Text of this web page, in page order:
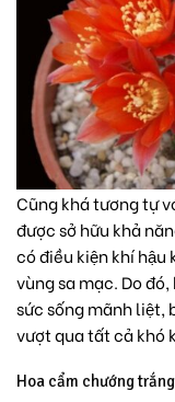
Cũng khá tương tự
được sở hữu khả
có điều kiện khí
vùng sa mạc. Do
sức sống mãnh liệt,
vượt qua tất cả khó
Hoa cẩm chướng trắng